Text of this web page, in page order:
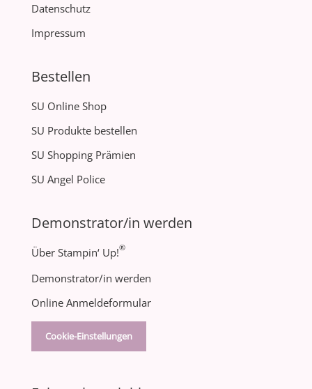
Datenschutz
Impressum
Bestellen
SU Online Shop
SU Produkte bestellen
SU Shopping Prämien
SU Angel Police
Demonstrator/in werden
Über Stampin‘ Up!®
Demonstrator/in werden
Online Anmeldeformular
Cookie-Einstellungen